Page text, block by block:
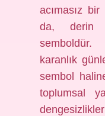
acımasız
da, derin
karanlık
sembol
toplumsal